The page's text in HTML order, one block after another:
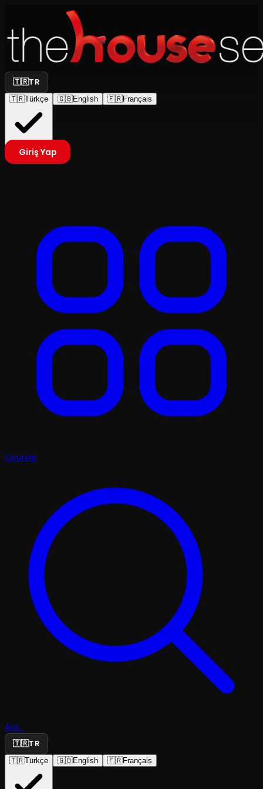
🇹🇷TR
🇹🇷Türkçe 🇬🇧English 🇫🇷Français
Giriş Yap
Oyunlar
Ara...
🇹🇷TR
🇹🇷Türkçe 🇬🇧English 🇫🇷Français